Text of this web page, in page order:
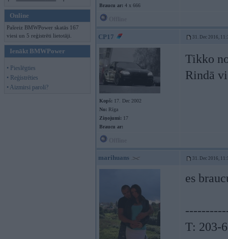
Online
Pašreiz BMWPower skatās 167
viesi un 5 reģistrēti lietotāji.
Ienākt BMWPower
• Pieslēgties
• Reģistrēties
• Aizmirsi paroli?
Braucu ar: 4 x 666
CP17 31. Dec 2016,
Kopš: 17. Dec 2002
No: Rīga
Ziņojumi: 17
Braucu ar:
Tikko
Rindā
marihuans 31. Dec 2016,
es
T: 203-